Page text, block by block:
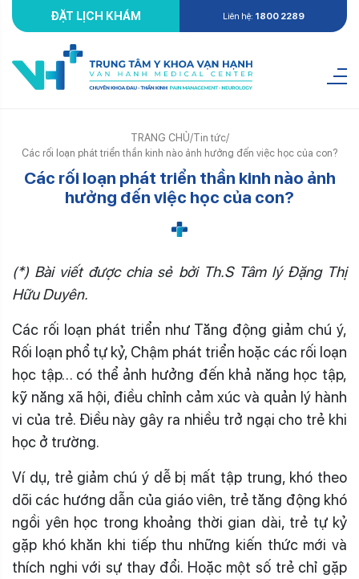
ĐẶT LỊCH KHÁM Liên hệ: 1800 2289
TRANG CHỦ/Tin tức/
Các rối loạn phát triển thần kinh nào ảnh hưởng đến việc học của con?
Các rối loạn phát triển thần kinh nào ảnh
hưởng đến việc học của con?
(*) Bài viết được chia sẻ bởi Th.S Tâm lý Đặng Thị
Hữu Duyên.
Các rối loạn phát triển như Tăng động giảm chú ý,
Rối loạn phổ tự kỷ, Chậm phát triển hoặc các rối loạn
học tập… có thể ảnh hưởng đến khả năng học tập,
kỹ năng xã hội, điều chỉnh cảm xúc và quản lý hành
vi của trẻ. Điều này gây ra nhiều trở ngại cho trẻ khi
học ở trường.
Ví dụ, trẻ giảm chú ý dễ bị mất tập trung, khó theo
dõi các hướng dẫn của giáo viên, trẻ tăng động khó
ngồi yên học trong khoảng thời gian dài, trẻ tự kỷ
gặp khó khăn khi tiếp thu những kiến thức mới và
thích nghi với sự thay đổi. Hoặc một số trẻ chỉ gặp